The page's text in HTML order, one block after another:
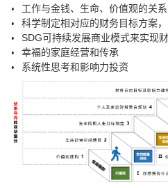
工作与金钱、生命、价值观的关系
科学制定相对应的财务目标方案，
SDG可持续发展商业模式来实现
幸福的家庭经营和传承
系统性思考和影响力投资